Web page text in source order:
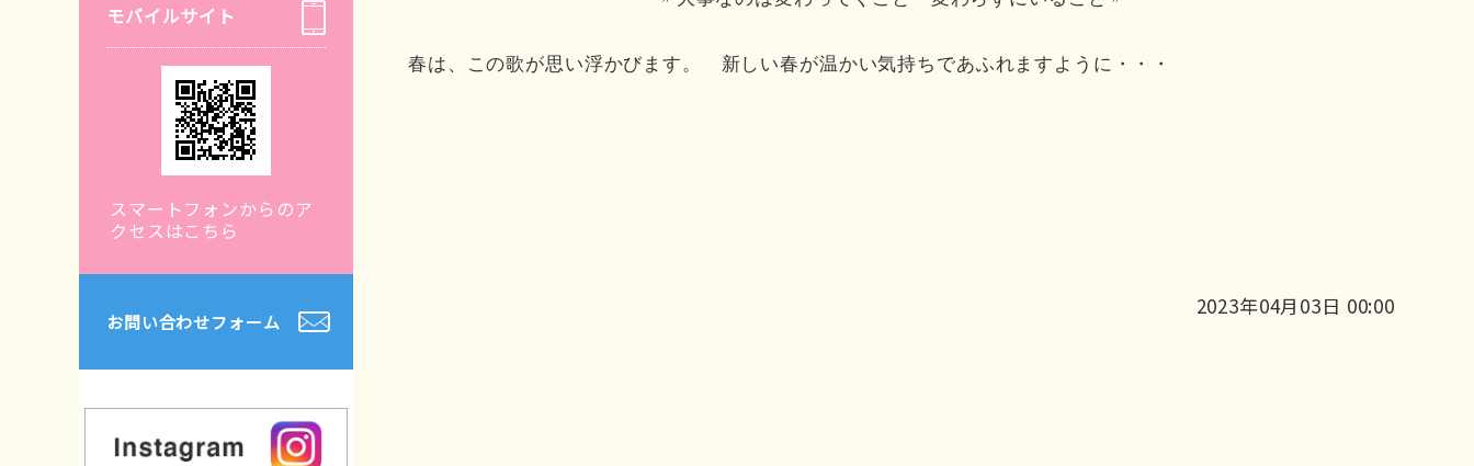
春は、この歌が思い浮かびます。 新しい春が温かい気持ちであふれますように・・・
2023年04月03日 00:00
モバイルサイト
スマートフォンからのア
クセスはこちら
お問い合わせフォーム